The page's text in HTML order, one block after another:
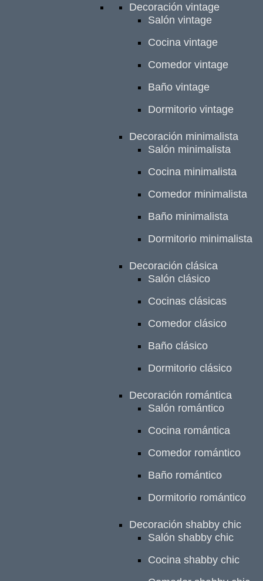
Decoración vintage
Salón vintage
Cocina vintage
Comedor vintage
Baño vintage
Dormitorio vintage
Decoración minimalista
Salón minimalista
Cocina minimalista
Comedor minimalista
Baño minimalista
Dormitorio minimalista
Decoración clásica
Salón clásico
Cocinas clásicas
Comedor clásico
Baño clásico
Dormitorio clásico
Decoración romántica
Salón romántico
Cocina romántica
Comedor romántico
Baño romántico
Dormitorio romántico
Decoración shabby chic
Salón shabby chic
Cocina shabby chic